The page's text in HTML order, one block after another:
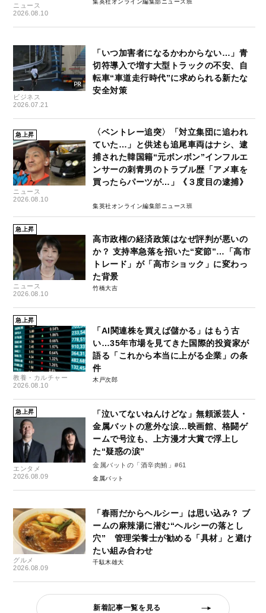
ニュース
2026.08.10
ビジネス
2026.07.21
「いつ加害者になるかわからない…」青
切符導入で増す大型トラックの不安、自
転車“車道走行時代”に求められる新たな
安全対策
急上昇
ニュース
2026.08.10
〈ベントレー追突〉「対立集団に追われ
ていた…」と供述も追尾車両はナシ、逮
捕された韓国籍“元ボンボン”インフルエ
ンサーの刺青男のトラブル歴「アメ車を
買ったらパーツが…」《３度目の逮捕》
集英社オンライン編集部ニュース班
急上昇
ニュース
2026.08.10
高市政権の経済政策はなぜ評判が悪いの
か？ 支持率急落を招いた“変節”…「高市
トレード」が「高市ショック」に変わっ
た背景
竹橋大吉
急上昇
教養・カルチャー
2026.08.10
「AI関連株を買えば儲かる」はもう古
い…35年市場を見てきた国際的投資家が
語る「これから本当に上がる企業」の条
件
木戸次郎
急上昇
エンタメ
2026.08.09
「泣いてないねんけどな」無頼派芸人・
金属バットの意外な涙…映画館、格闘ゲ
ームで号泣も、上方漫才大賞で浮上し
た“疑惑の涙”
金属バットの「酒辛肉鮪」#61
金属バット
グルメ
2026.08.09
「春雨だからヘルシー」は思い込み？ ブ
ームの麻辣湯に潜む“ヘルシーの落とし
穴” 管理栄養士が勧める「具材」と避け
たい組み合わせ
千駄木雄大
新着記事一覧を見る